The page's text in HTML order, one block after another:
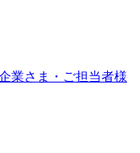
業さま・ご担当者様